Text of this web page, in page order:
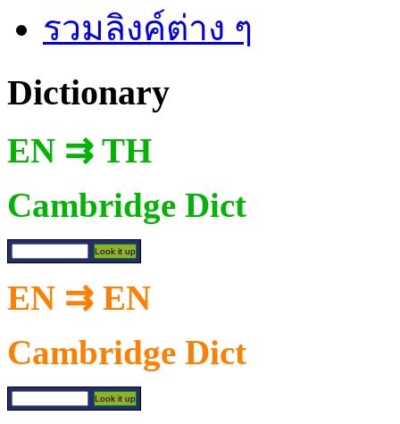
รวมลิงค์ต่าง ๆ
Dictionary
EN ⇉ TH
Cambridge Dict
EN ⇉ EN
Cambridge Dict